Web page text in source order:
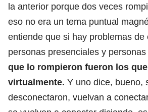
la anterior porque dos veces
eso no era un tema puntual
entiende que si hay problemas de
personas presenciales y
que lo rompieron fueron los
virtualmente. Y uno dice, bueno,
desconectaron, vuelvan a